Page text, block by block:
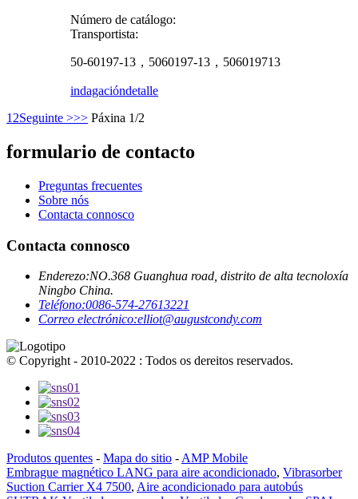
Número de catálogo:
Transportista:
50-60197-13，5060197-13，506019713
indagacióndetalle
1 2Seguinte >>> Páxina 1/2
formulario de contacto
Preguntas frecuentes
Sobre nós
Contacta connosco
Contacta connosco
Enderezo:NO.368 Guanghua road, distrito de alta tecnoloxía
Ningbo China.
Teléfono:0086-574-27613221
Correo electrónico:elliot@augustcondy.com
© Copyright - 2010-2022 : Todos os dereitos reservados.
Produtos quentes - Mapa do sitio - AMP Mobile
Embrague magnético LANG para aire acondicionado, Vibrasorber
Suction Carrier X4 7500, Aire acondicionado para autobús